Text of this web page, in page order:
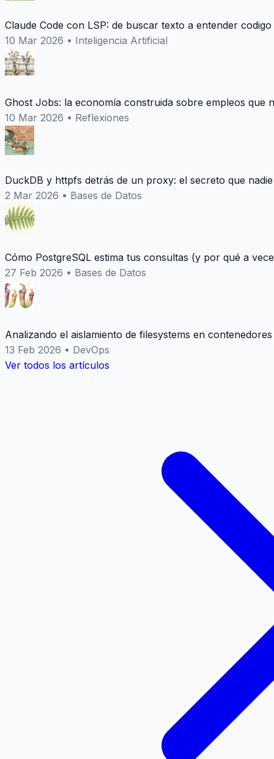
Claude Code con LSP: de buscar texto a entender codigo
10 Mar 2026 • Inteligencia Artificial
Ghost Jobs: la economía construida sobre empleos que
10 Mar 2026 • Reflexiones
DuckDB y httpfs detrás de un proxy: el secreto que
2 Mar 2026 • Bases de Datos
Cómo PostgreSQL estima tus consultas (y por qué a
27 Feb 2026 • Bases de Datos
Analizando el aislamiento de filesystems en
13 Feb 2026 • DevOps
Ver todos los artículos